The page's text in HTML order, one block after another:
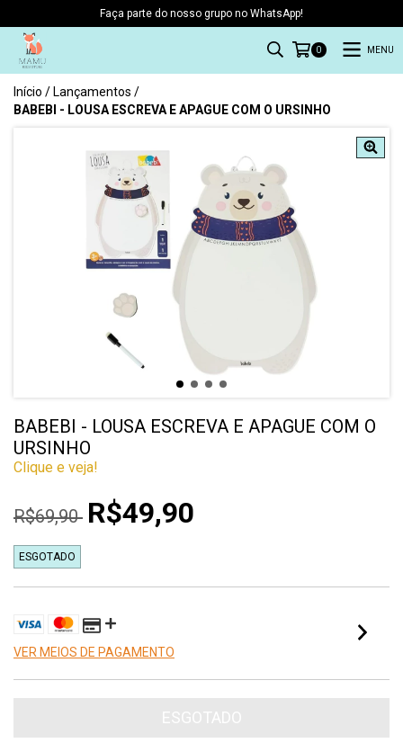
Faça parte do nosso grupo no WhatsApp!
0 MENU
Início / Lançamentos /
BABEBI - LOUSA ESCREVA E APAGUE COM O URSINHO
BABEBI - LOUSA ESCREVA E APAGUE COM O
URSINHO
Clique e veja!
R$69,90 R$49,90
ESGOTADO
VER MEIOS DE PAGAMENTO